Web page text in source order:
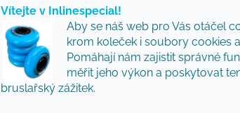
Vítejte v Inlinespecial!
Aby se náš web pro Vás otáčel
krom koleček i soubory cookies
Pomáhají nám zajistit správné
měřit jeho výkon a poskytovat
bruslařský zážitek.